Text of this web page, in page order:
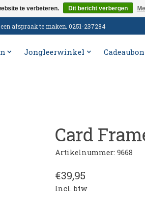
afspraak te maken. 0251-237284
Jongleerwinkel
Card
Artikelnummer: 9668
€39,95
Incl. btw
te verbeteren. Dit bericht verbergen